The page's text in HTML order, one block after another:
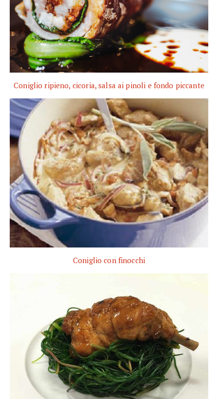
Coniglio ripieno, cicoria, salsa ai pinoli e fondo piccante
Coniglio con finocchi